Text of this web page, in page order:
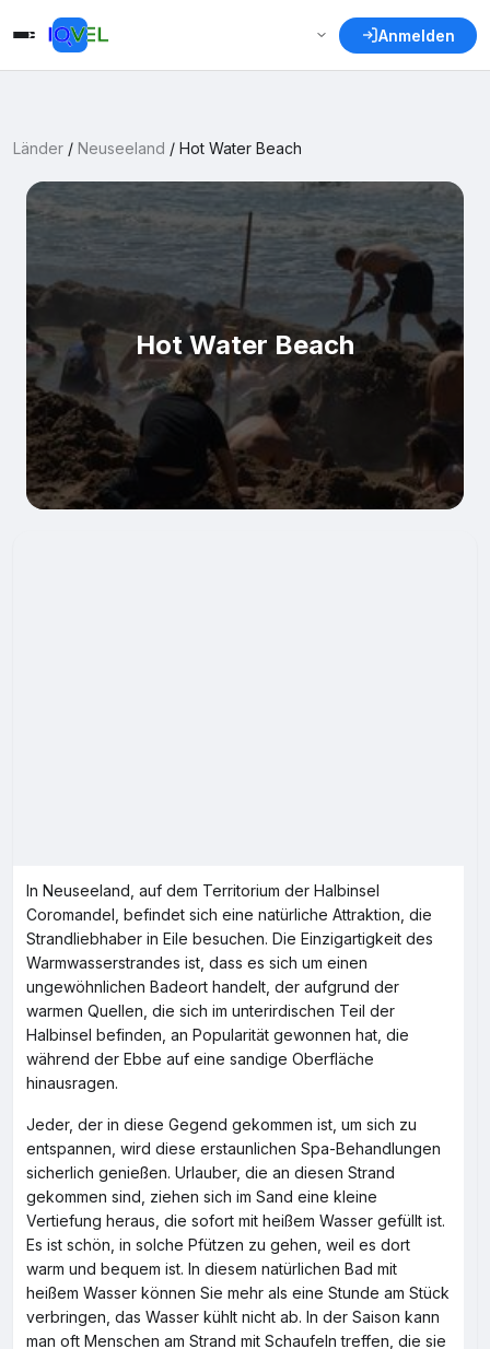
Anmelden
Länder / Neuseeland / Hot Water Beach
Hot Water Beach
In Neuseeland, auf dem Territorium der Halbinsel
Coromandel, befindet sich eine natürliche Attraktion, die
Strandliebhaber in Eile besuchen. Die Einzigartigkeit des
Warmwasserstrandes ist, dass es sich um einen
ungewöhnlichen Badeort handelt, der aufgrund der
warmen Quellen, die sich im unterirdischen Teil der
Halbinsel befinden, an Popularität gewonnen hat, die
während der Ebbe auf eine sandige Oberfläche
hinausragen.
Jeder, der in diese Gegend gekommen ist, um sich zu
entspannen, wird diese erstaunlichen Spa-Behandlungen
sicherlich genießen. Urlauber, die an diesen Strand
gekommen sind, ziehen sich im Sand eine kleine
Vertiefung heraus, die sofort mit heißem Wasser gefüllt ist.
Es ist schön, in solche Pfützen zu gehen, weil es dort
warm und bequem ist. In diesem natürlichen Bad mit
heißem Wasser können Sie mehr als eine Stunde am Stück
verbringen, das Wasser kühlt nicht ab. In der Saison kann
man oft Menschen am Strand mit Schaufeln treffen, die sie